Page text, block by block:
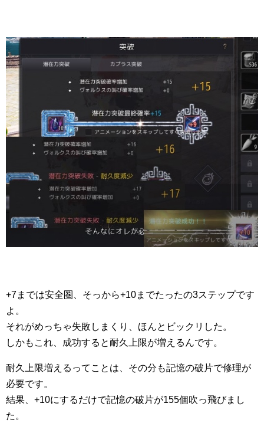
+7までは安全圏、そっから+10までたったの3ステップです
よ。
それがめっちゃ失敗しまくり、ほんとビックリした。
しかもこれ、成功すると耐久上限が増えるんです。
耐久上限増えるってことは、その分も記憶の破片で修理が
必要です。
結果、+10にするだけで記憶の破片が155個吹っ飛びまし
た。